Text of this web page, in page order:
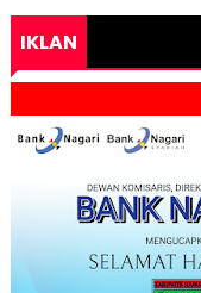
IKLAN